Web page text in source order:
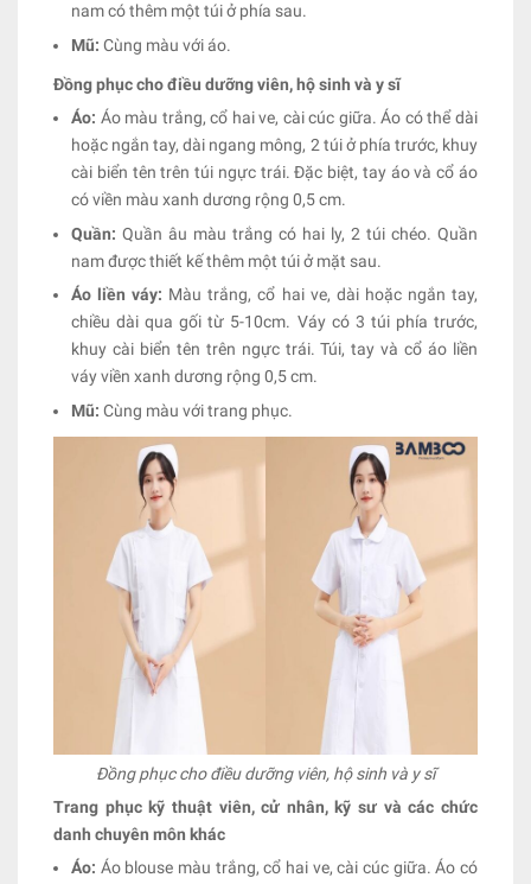
nam có thêm một túi ở phía sau.
Mũ: Cùng màu với áo.
Đồng phục cho điều dưỡng viên, hộ sinh và y sĩ
Áo: Áo màu trắng, cổ hai ve, cài cúc giữa. Áo có thể dài
hoặc ngắn tay, dài ngang mông, 2 túi ở phía trước, khuy
cài biển tên trên túi ngực trái. Đặc biệt, tay áo và cổ áo
có viền màu xanh dương rộng 0,5 cm.
Quần: Quần âu màu trắng có hai ly, 2 túi chéo. Quần
nam được thiết kế thêm một túi ở mặt sau.
Áo liền váy: Màu trắng, cổ hai ve, dài hoặc ngắn tay,
chiều dài qua gối từ 5-10cm. Váy có 3 túi phía trước,
khuy cài biển tên trên ngực trái. Túi, tay và cổ áo liền
váy viền xanh dương rộng 0,5 cm.
Mũ: Cùng màu với trang phục.
Đồng phục cho điều dưỡng viên, hộ sinh và y sĩ
Trang phục kỹ thuật viên, cử nhân, kỹ sư và các chức
danh chuyên môn khác
Áo: Áo blouse màu trắng, cổ hai ve, cài cúc giữa. Áo có